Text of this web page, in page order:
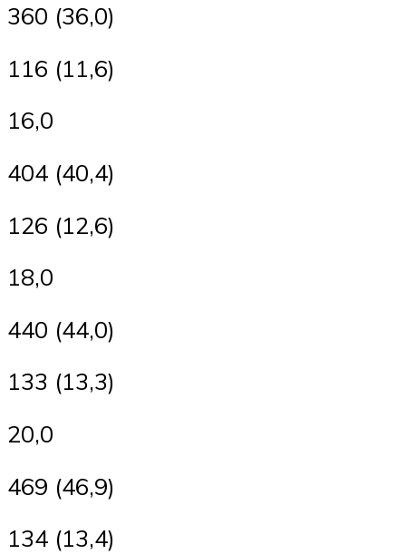
360 (36,0)
116 (11,6)
16,0
404 (40,4)
126 (12,6)
18,0
440 (44,0)
133 (13,3)
20,0
469 (46,9)
134 (13,4)